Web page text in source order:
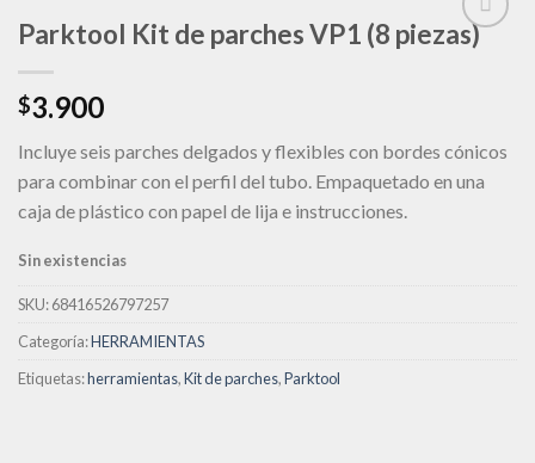
deseos
Parktool Kit de parches VP1 (8 piezas)
$3.900
Incluye seis parches delgados y flexibles con bordes cónicos
para combinar con el perfil del tubo. Empaquetado en una
caja de plástico con papel de lija e instrucciones.
Sin existencias
SKU:68416526797257
Categoría:HERRAMIENTAS
Etiquetas:herramientas,Kit de parches,Parktool